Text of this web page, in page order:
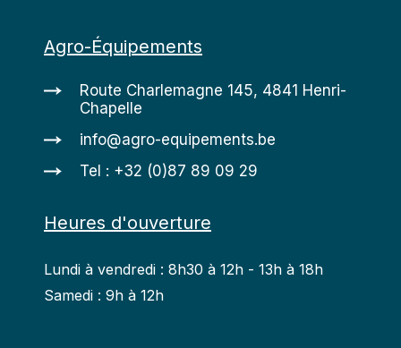
Agro-Équipements
Route Charlemagne 145, 4841 Henri-
Chapelle
info@agro-equipements.be
Tel : +32 (0)87 89 09 29
Heures d'ouverture
Lundi à vendredi : 8h30 à 12h - 13h à 18h
Samedi : 9h à 12h